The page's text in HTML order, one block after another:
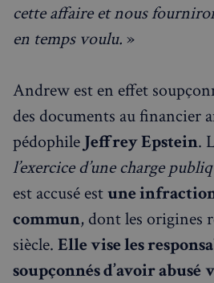
cette affaire et nous
en temps voulu. »
Andrew est en effet
des documents au financier
pédophile Jeffrey Epstein.
l’exercice d’une charge
est accusé estune
commun, dont les origines
siècle. Elle vise les
soupçonnés d’avoir abusé